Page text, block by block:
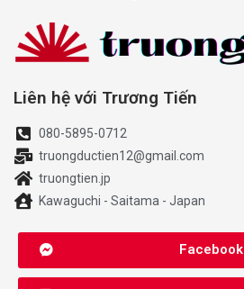
Liên hệ với Trương Tiến
080-5895-0712
truongductien12@gmail.com
truongtien.jp
Kawaguchi - Saitama - Japan
Facebook